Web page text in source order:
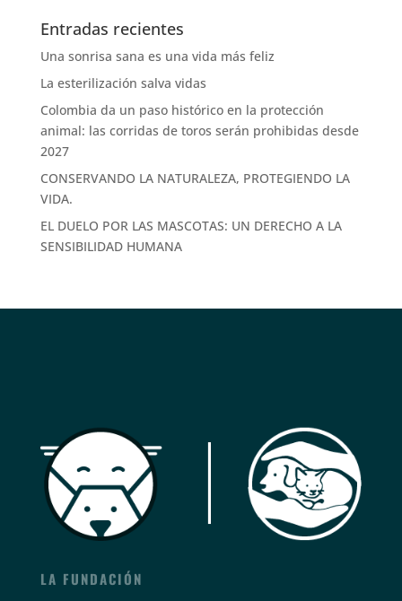
Entradas recientes
Una sonrisa sana es una vida más feliz
La esterilización salva vidas
Colombia da un paso histórico en la protección
animal: las corridas de toros serán prohibidas desde
2027
CONSERVANDO LA NATURALEZA, PROTEGIENDO LA
VIDA.
EL DUELO POR LAS MASCOTAS: UN DERECHO A LA
SENSIBILIDAD HUMANA
LA FUNDACIÓN